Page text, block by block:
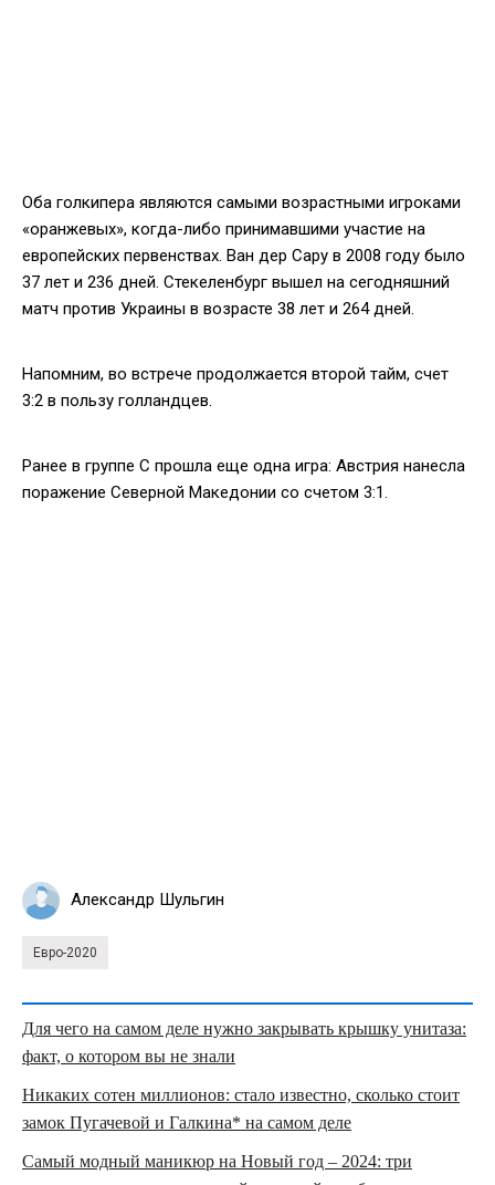
Оба голкипера являются самыми возрастными игроками
«оранжевых», когда-либо принимавшими участие на
европейских первенствах. Ван дер Сару в 2008 году было
37 лет и 236 дней. Стекеленбург вышел на сегодняшний
матч против Украины в возрасте 38 лет и 264 дней.
Напомним, во встрече продолжается второй тайм, счет
3:2 в пользу голландцев.
Ранее в группе С прошла еще одна игра: Австрия нанесла
поражение Северной Македонии со счетом 3:1.
Александр Шульгин
Евро-2020
Для чего на самом деле нужно закрывать крышку унитаза:
факт, о котором вы не знали
Никаких сотен миллионов: стало известно, сколько стоит
замок Пугачевой и Галкина* на самом деле
Самый модный маникюр на Новый год – 2024: три